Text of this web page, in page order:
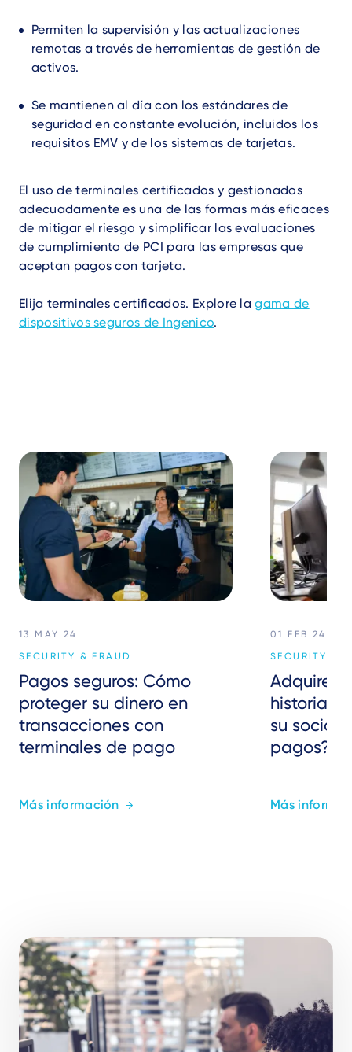
Permiten la supervisión y las actualizaciones
remotas a través de herramientas de gestión de
activos.
Se mantienen al día con los estándares de
seguridad en constante evolución, incluidos los
requisitos EMV y de los sistemas de tarjetas.
El uso de terminales certificados y gestionados
adecuadamente es una de las formas más eficaces
de mitigar el riesgo y simplificar las evaluaciones
de cumplimiento de PCI para las empresas que
aceptan pagos con tarjeta.
Elija terminales certificados. Explore lagama de
dispositivos seguros de Ingenico.
13 MAY 24
SECURITY & FRAUD
Pagos seguros: Cómo
proteger su dinero en
transacciones con
terminales de pago
Más información
01 FEB 24
SECURITY &
historial
su socio
pagos?
Más